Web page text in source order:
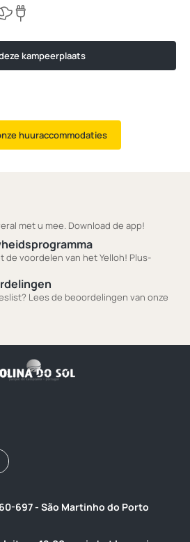
kampeerplaats
huuraccommodaties
met u mee. Download de app!
de voordelen van het Yelloh! Plus-
Lees de beoordelingen van onze
697 - São Martinho do Porto